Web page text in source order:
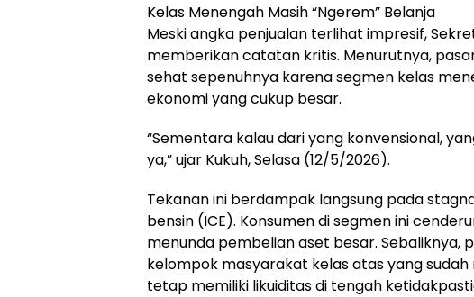
Kelas Menengah Masih “Ngerem” Belanja
Meski angka penjualan terlihat impresif,
memberikan catatan kritis. Menurutnya,
sehat sepenuhnya karena segmen kelas
ekonomi yang cukup besar.
“Sementara kalau dari yang konvensional,
ya,” ujar Kukuh, Selasa (12/5/2026).
Tekanan ini berdampak langsung pada
bensin (ICE). Konsumen di segmen ini
menunda pembelian aset besar. Sebaliknya,
kelompok masyarakat kelas atas yang
tetap memiliki likuiditas di tengah